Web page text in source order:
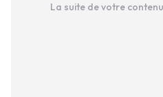
La suite de votre